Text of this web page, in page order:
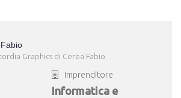
Graphics di Cerea Fabio
Imprenditore
Informatica e